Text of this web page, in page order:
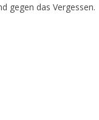
gegen das Vergessen.